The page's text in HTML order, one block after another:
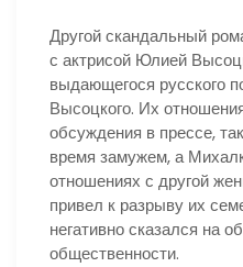
Другой скандальный
с актрисой Юлией
выдающегося русского
Высоцкого. Их
обсуждения в прессе,
время замужем, а
отношениях с другой
привел к разрыву их
негативно сказался на
общественности.